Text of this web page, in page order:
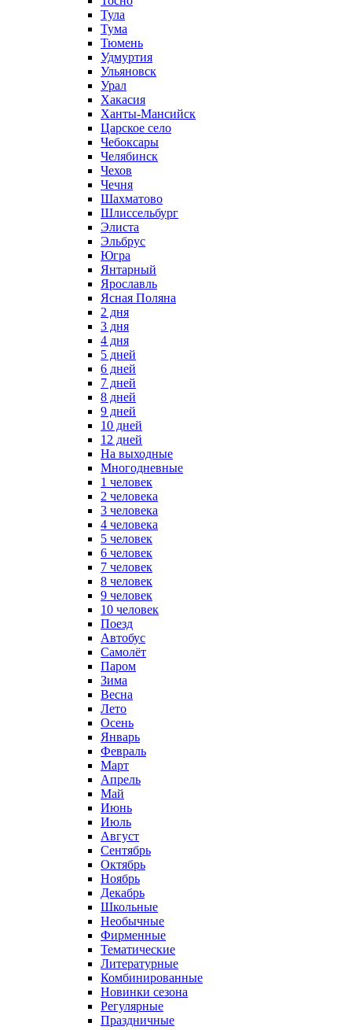
Тула
Тума
Тюмень
Удмуртия
Ульяновск
Урал
Хакасия
Ханты-Мансийск
Царское село
Чебоксары
Челябинск
Чехов
Чечня
Шахматово
Шлиссельбург
Элиста
Эльбрус
Югра
Янтарный
Ярославль
Ясная Поляна
2 дня
3 дня
4 дня
5 дней
6 дней
7 дней
8 дней
9 дней
10 дней
12 дней
На выходные
Многодневные
1 человек
2 человека
3 человека
4 человека
5 человек
6 человек
7 человек
8 человек
9 человек
10 человек
Поезд
Автобус
Самолёт
Паром
Зима
Весна
Лето
Осень
Январь
Февраль
Март
Апрель
Май
Июнь
Июль
Август
Сентябрь
Октябрь
Ноябрь
Декабрь
Школьные
Необычные
Фирменные
Тематические
Литературные
Комбинированные
Новинки сезона
Регулярные
Праздничные